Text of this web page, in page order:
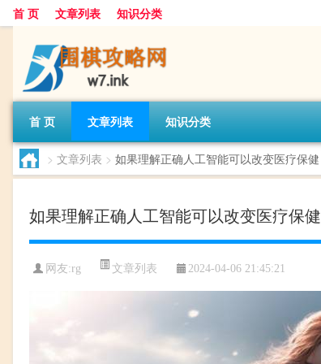
首 页 文章列表 知识分类
首 页 文章列表 知识分类
> 文章列表 > 如果理解正确人工智能可以改变医疗保健
如果理解正确人工智能可以改变医疗保健
网友:rg 文章列表 2024-04-06 21:45:21